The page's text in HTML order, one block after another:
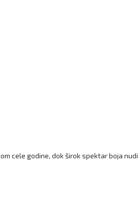
cele godine, dok širok spektar boja nudi